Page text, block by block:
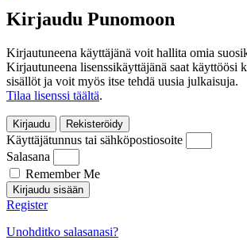
Kirjaudu Punomoon
Kirjautuneena käyttäjänä voit hallita omia
Kirjautuneena lisenssikäyttäjänä saat käyttöösi
sisällöt ja voit myös itse tehdä uusia julkaisuja.
Tilaa lisenssi täältä.
Kirjaudu Rekisteröidy
Käyttäjätunnus tai sähköpostiosoite
Salasana
Remember Me
Kirjaudu sisään
Register
Unohditko salasanasi?